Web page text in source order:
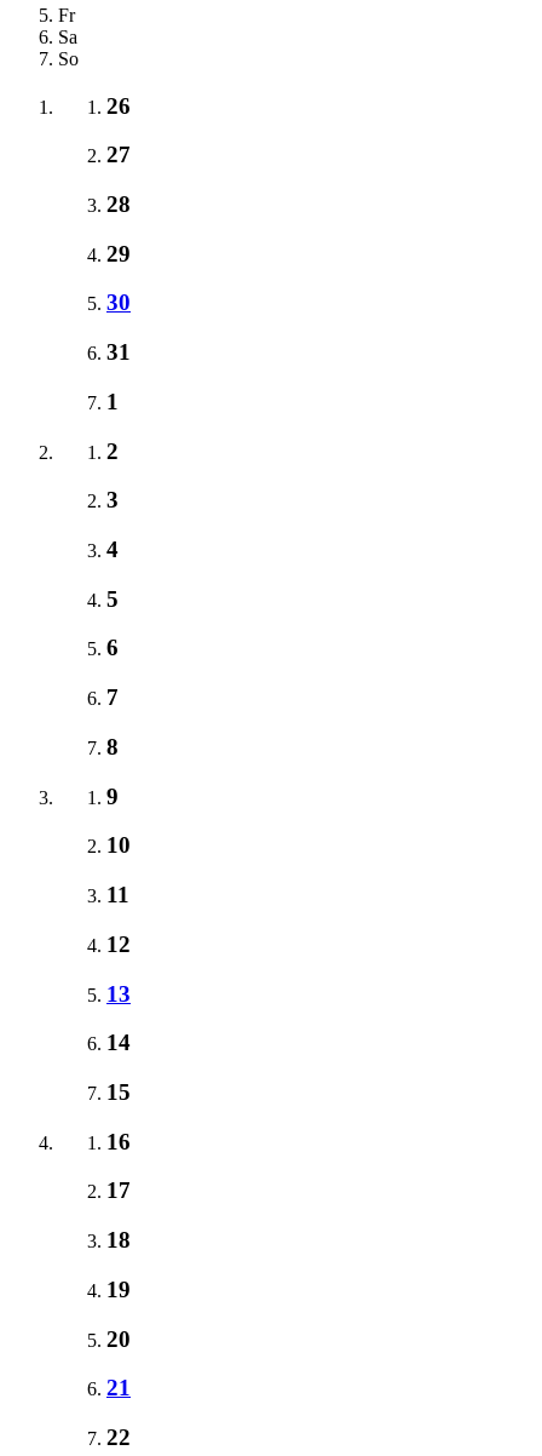
Fr
Sa
So
26
27
28
29
30
31
1
2
3
4
5
6
7
8
9
10
11
12
13
14
15
16
17
18
19
20
21
22